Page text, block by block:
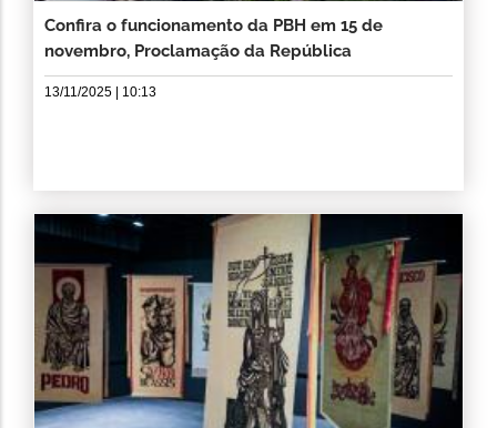
Confira o funcionamento da PBH em 15 de
novembro, Proclamação da República
13/11/2025 | 10:13